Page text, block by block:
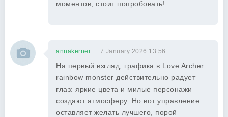
моментов, стоит попробовать!
annakerner 7 January 2026 13:56
На первый взгляд, графика в Love Archer
rainbow monster действительно радует
глаз: яркие цвета и милые персонажи
создают атмосферу. Но вот управление
оставляет желать лучшего, порой